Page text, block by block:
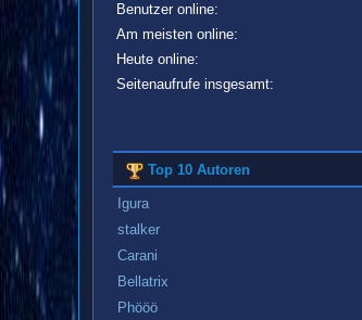
Benutzer online:
Am meisten online:
Heute online:
Seitenaufrufe insgesamt:
Top 10 Autoren
Igura
stalker
Carani
Bellatrix
Phööö